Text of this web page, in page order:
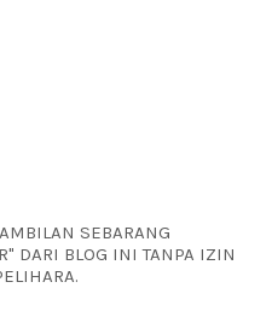
SEBARANG
DARI BLOG INI TANPA IZIN